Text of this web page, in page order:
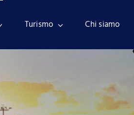
Turismo Chi siamo